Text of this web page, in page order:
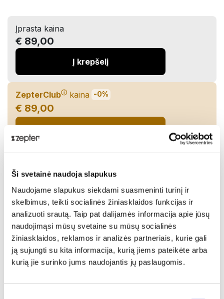
Ši svetainė naudoja slapukus
Naudojame slapukus siekdami suasmeninti turinį ir
skelbimus, teikti socialinės žiniasklaidos funkcijas ir
analizuoti srautą. Taip pat dalijamės informacija apie jūsų
naudojimąsi mūsų svetaine su mūsų socialinės
žiniasklaidos, reklamos ir analizės partneriais, kurie gali
ją sujungti su kita informacija, kurią jiems pateikėte arba
kurią jie surinko jums naudojantis jų paslaugomis.
Įprasta kaina
€ 89,00
Į krepšelį
ZepterClubⓘ kaina -0%
€ 89,00
Pristatymas iki 7 dienų
Pasidalinti:
Aprašymas
Patogus ir praktiškas kepimo indas idealus tortams ir
pyragams kepti! Tačiau dėl 6,8 cm gylio jis tiks ir
viščiukui bei mėsai kepti ar troškinti orkaitėje.
nerūdijančiojo plieno AISI304 (X5CrNi18-10), torto